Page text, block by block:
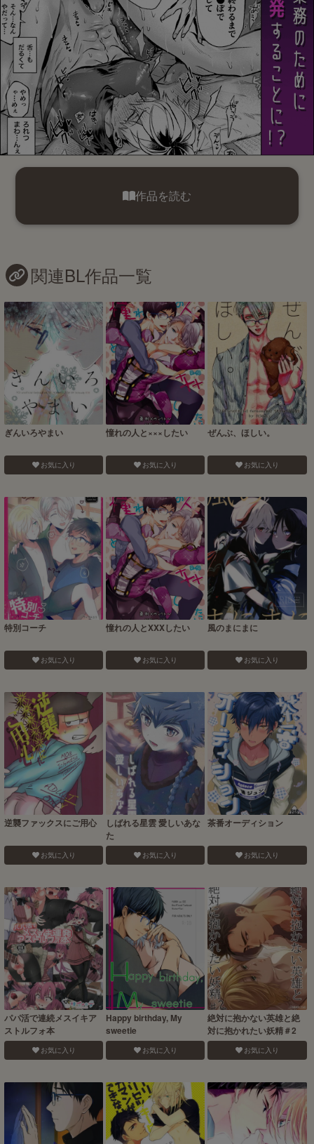
作品を読む
関連BL作品一覧
ぎんいろやまい
お気に入り
憧れの人と×××したい
お気に入り
ぜんぶ、ほしい。
お気に入り
特別コーチ
お気に入り
憧れの人とXXXしたい
お気に入り
風のまにまに
お気に入り
逆襲ファックスにご用心
お気に入り
しばれる星雲 愛しいあな
た
お気に入り
茶番オーディション
お気に入り
パパ活で連続メスイキア
ストルフォ本
お気に入り
Happy birthday, My
sweetie
お気に入り
絶対に抱かない英雄と絶
対に抱かれたい妖精＃2
お気に入り